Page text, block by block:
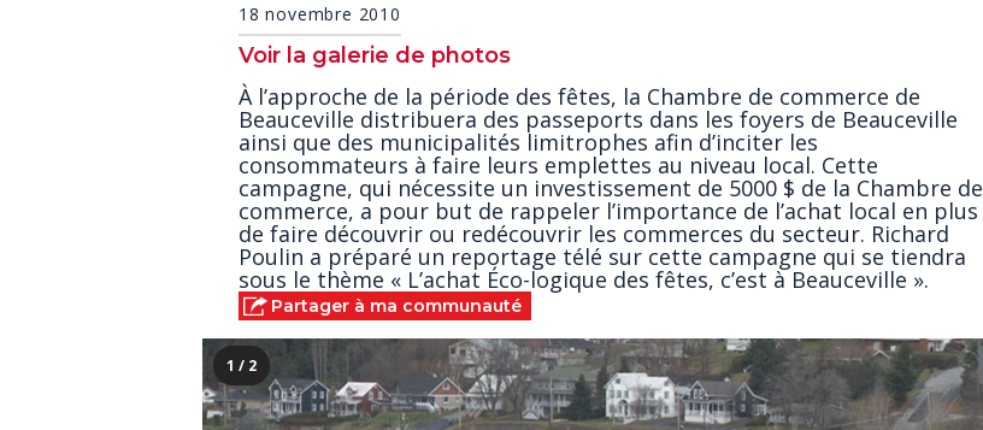
18 novembre 2010
Voir la galerie de photos
À l’approche de la période des fêtes, la Chambre de commerce de
Beauceville distribuera des passeports dans les foyers de Beauceville
ainsi que des municipalités limitrophes afin d’inciter les
consommateurs à faire leurs emplettes au niveau local. Cette
campagne, qui nécessite un investissement de 5000 $ de la Chambre de
commerce, a pour but de rappeler l’importance de l’achat local en plus
de faire découvrir ou redécouvrir les commerces du secteur. Richard
Poulin a préparé un reportage télé sur cette campagne qui se tiendra
sous le thème « L’achat Éco-logique des fêtes, c’est à Beauceville ».
Partager à ma communauté
1 / 2